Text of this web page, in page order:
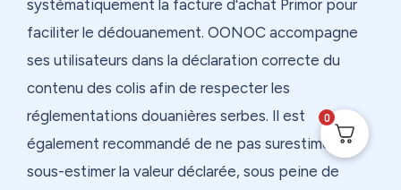
systématiquement la facture d'achat Primor pour
faciliter le dédouanement. OONOC accompagne
ses utilisateurs dans la déclaration correcte du
contenu des colis afin de respecter les
réglementations douanières serbes. Il est
également recommandé de ne pas surestimer ni
sous-estimer la valeur déclarée, sous peine de
0